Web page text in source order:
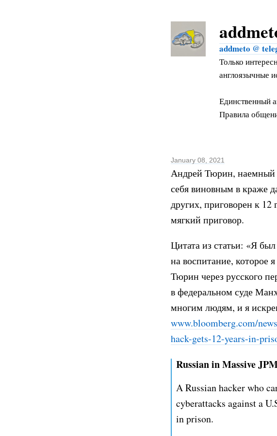
addmeto @
Только
англоязычные
Единственный
Правила
January 08, 2021
Андрей Тюрин, наемный
себя виновным в краже
других, приговорен к
мягкий приговор.
Цитата из статьи: «Я
на воспитание, которое
Тюрин через русского
в федеральном суде
многим людям, и я
www.bloomberg.com/
hack-gets-12-years-in-pri
Russian in Massive
A Russian hacker who
cyberattacks against a
in prison.